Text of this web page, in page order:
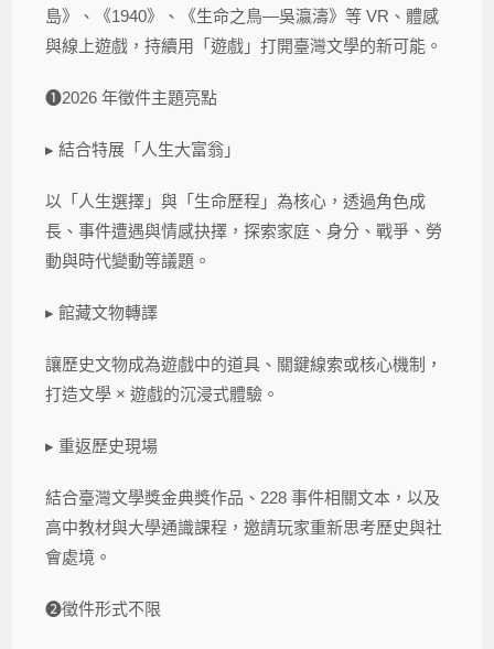
島》、《1940》、《生命之鳥—吳瀛濤》等 VR、體感
與線上遊戲，持續用「遊戲」打開臺灣文學的新可能。
❶2026 年徵件主題亮點
▸ 結合特展「人生大富翁」
以「人生選擇」與「生命歷程」為核心，透過角色成
長、事件遭遇與情感抉擇，探索家庭、身分、戰爭、勞
動與時代變動等議題。
▸ 館藏文物轉譯
讓歷史文物成為遊戲中的道具、關鍵線索或核心機制，
打造文學 × 遊戲的沉浸式體驗。
▸ 重返歷史現場
結合臺灣文學獎金典獎作品、228 事件相關文本，以及
高中教材與大學通識課程，邀請玩家重新思考歷史與社
會處境。
❷徵件形式不限